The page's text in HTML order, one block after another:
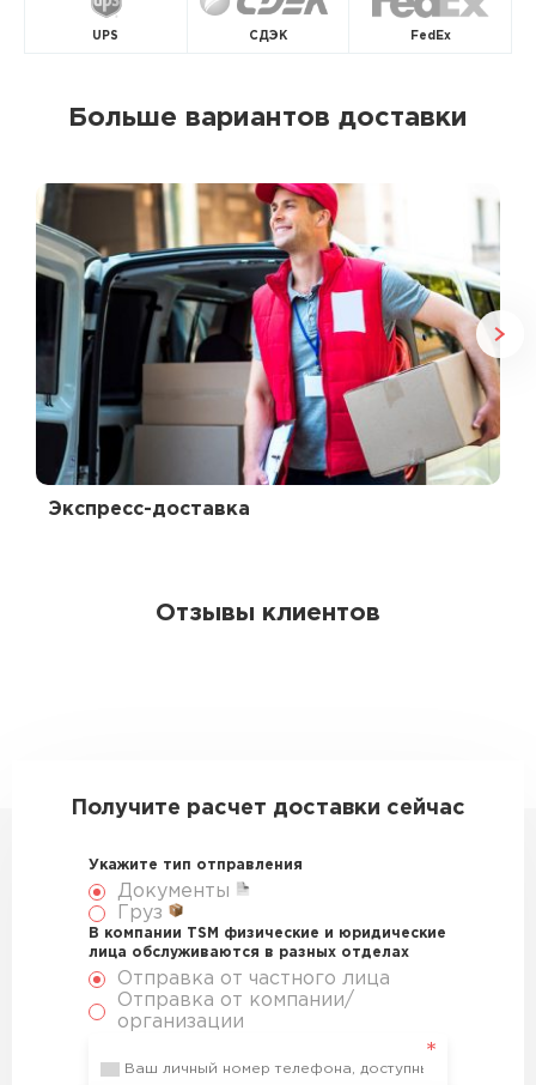
UPS СДЭК FedEx
Больше вариантов доставки
Экспресс-доставка
Отзывы клиентов
Получите расчет доставки сейчас
Укажите тип отправления
Документы
Груз
В компании TSM физические и юридические
лица обслуживаются в разных отделах
Отправка от частного лица
Отправка от компании/
организации